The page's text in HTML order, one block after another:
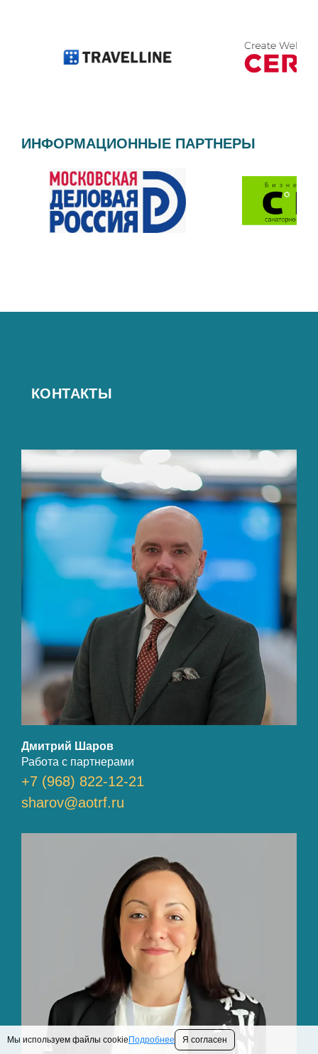
ИНФОРМАЦИОННЫЕ ПАРТНЕРЫ
КОНТАКТЫ
Дмитрий Шаров
Работа с партнерами
+7 (968) 822-12-21
sharov@aotrf.ru
Мы используем файлы cookie Подробнее Я согласен